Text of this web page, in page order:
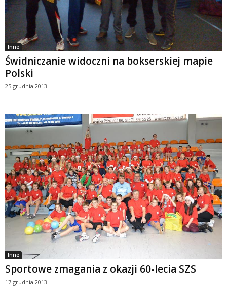
Inne
Świdniczanie widoczni na bokserskiej mapie
Polski
25 grudnia 2013
Inne
Sportowe zmagania z okazji 60-lecia SZS
17 grudnia 2013